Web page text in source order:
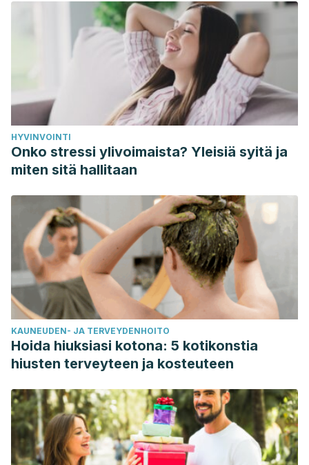
HYVINVOINTI
Onko stressi ylivoimaista? Yleisiä syitä ja
miten sitä hallitaan
KAUNEUDEN- JA TERVEYDENHOITO
Hoida hiuksiasi kotona: 5 kotikonstia
hiusten terveyteen ja kosteuteen